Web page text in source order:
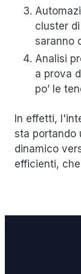
cluster
saranno
Analisi
a prova
po’ le
In effetti,
sta portando
dinamico
efficienti,